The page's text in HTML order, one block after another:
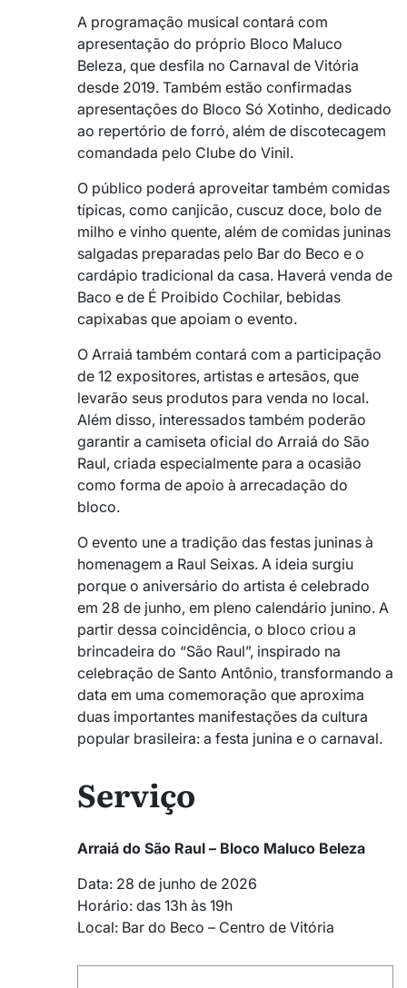
A programação musical contará com
apresentação do próprio Bloco Maluco
Beleza, que desfila no Carnaval de Vitória
desde 2019. Também estão confirmadas
apresentações do Bloco Só Xotinho, dedicado
ao repertório de forró, além de discotecagem
comandada pelo Clube do Vinil.
O público poderá aproveitar também comidas
típicas, como canjicão, cuscuz doce, bolo de
milho e vinho quente, além de comidas juninas
salgadas preparadas pelo Bar do Beco e o
cardápio tradicional da casa. Haverá venda de
Baco e de É Proibido Cochilar, bebidas
capixabas que apoiam o evento.
O Arraiá também contará com a participação
de 12 expositores, artistas e artesãos, que
levarão seus produtos para venda no local.
Além disso, interessados também poderão
garantir a camiseta oficial do Arraiá do São
Raul, criada especialmente para a ocasião
como forma de apoio à arrecadação do
bloco.
O evento une a tradição das festas juninas à
homenagem a Raul Seixas. A ideia surgiu
porque o aniversário do artista é celebrado
em 28 de junho, em pleno calendário junino. A
partir dessa coincidência, o bloco criou a
brincadeira do “São Raul”, inspirado na
celebração de Santo Antônio, transformando a
data em uma comemoração que aproxima
duas importantes manifestações da cultura
popular brasileira: a festa junina e o carnaval.
Serviço
Arraiá do São Raul – Bloco Maluco Beleza
Data: 28 de junho de 2026
Horário: das 13h às 19h
Local: Bar do Beco – Centro de Vitória